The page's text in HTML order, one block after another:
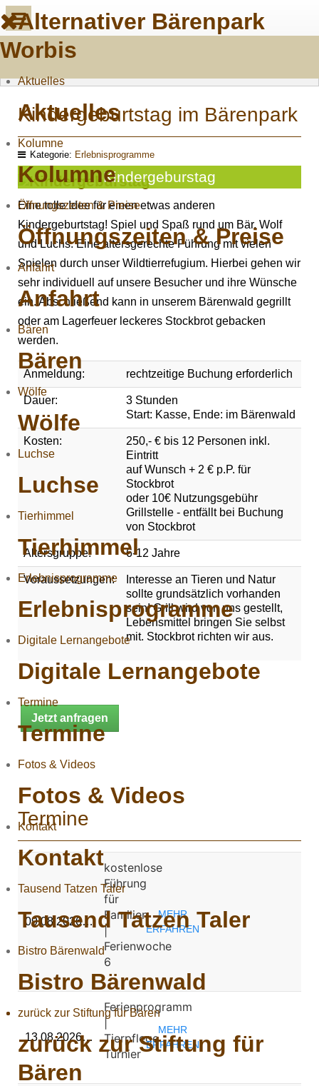
Alternativer Bärenpark
Worbis
Aktuelles
Aktuelles
Kolumne
Kolumne
Öffnungszeiten & Preise
Öffnungszeiten & Preise
Anfahrt
Anfahrt
Bären
Bären
Wölfe
Wölfe
Luchse
Luchse
Tierhimmel
Tierhimmel
Erlebnisprogramme
Erlebnisprogramme
Digitale Lernangebote
Digitale Lernangebote
Termine
Termine
Fotos & Videos
Fotos & Videos
Kontakt
Kontakt
Tausend Tatzen Taler
Tausend Tatzen Taler
Bistro Bärenwald
Bistro Bärenwald
zurück zur Stiftung für Bären
zurück zur Stiftung für
Bären
Kindergeburtstag im Bärenpark
Kategorie: Erlebnisprogramme
Kindergeburstag
Eine tolle Idee für einen etwas anderen
Kindergeburtstag! Spiel und Spaß rund um Bär, Wolf
und Luchs. Eine altersgerechte Führung mit vielen
Spielen durch unser Wildtierrefugium. Hierbei gehen wir
sehr individuell auf unsere Besucher und ihre Wünsche
ein. Abschließend kann in unserem Bärenwald gegrillt
oder am Lagerfeuer leckeres Stockbrot gebacken
werden.
Anmeldung: rechtzeitige Buchung erforderlich
Dauer:
3 Stunden
Start: Kasse, Ende: im Bärenwald
Kosten:
250,- € bis 12 Personen inkl.
Eintritt
auf Wunsch + 2 € p.P. für
Stockbrot
oder 10€ Nutzungsgebühr
Grillstelle - entfällt bei Buchung
von Stockbrot
Altersgruppe: 6-12 Jahre
Voraussetzungen:
Interesse an Tieren und Natur
sollte grundsätzlich vorhanden
sein! Grill wird von uns gestellt,
Lebensmittel bringen Sie selbst
mit. Stockbrot richten wir aus.
Jetzt anfragen
Termine
09.08.2026…
kostenlose
Führung
für
Familien
|
Ferienwoche
6
MEHR
ERFAHREN
13.08.2026…
Ferienprogramm
|
Tierpflege
Turnier
MEHR
ERFAHREN